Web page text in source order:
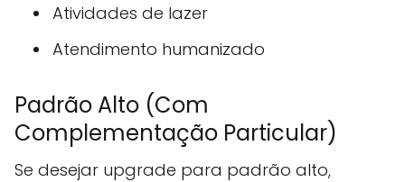
Atividades de lazer
Atendimento humanizado
Padrão Alto (Com
Complementação Particular)
Se desejar upgrade para padrão alto,